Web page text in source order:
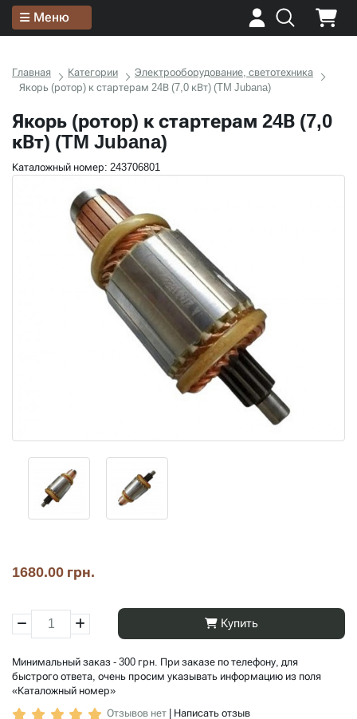
Меню
Главная Категории
Электрооборудование, светотехника
Якорь (ротор) к стартерам 24В (7,0 кВт) (TM Jubana)
Якорь (ротор) к стартерам 24В (7,0
кВт) (TM Jubana)
Каталожный номер: 243706801
1680.00 грн.
Купить
Минимальный заказ - 300 грн. При заказе по телефону, для
быстрого ответа, очень просим указывать информацию из поля
«Каталожный номер»
Отзывов нет
Написать отзыв